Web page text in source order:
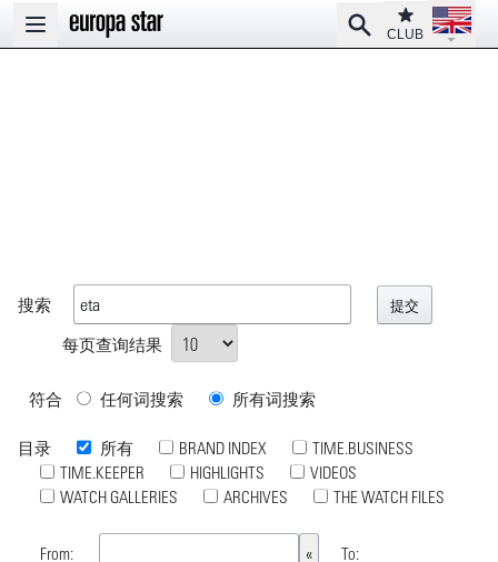
Open main menu
SearchClub
CLUB
Open
搜索
每页查询结果
符合 任何词搜索 所有词搜索
目录 所有 BRAND INDEX
TIME.BUSINESS
TIME.KEEPER
HIGHLIGHTS
VIDEOS
WATCH GALLERIES
ARCHIVES THE WATCH FILES
From: To: